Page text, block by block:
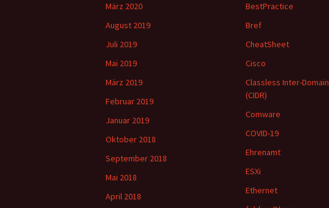
März 2020
August 2019
Juli 2019
Mai 2019
März 2019
Februar 2019
Januar 2019
Oktober 2018
September 2018
Mai 2018
April 2018
BestPractice
Bref
CheatSheet
Cisco
Classless Inter-
(CIDR)
Comware
COVID-19
Ehrenamt
ESXi
Ethernet